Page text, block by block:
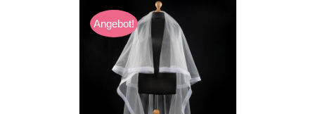
Angebot!